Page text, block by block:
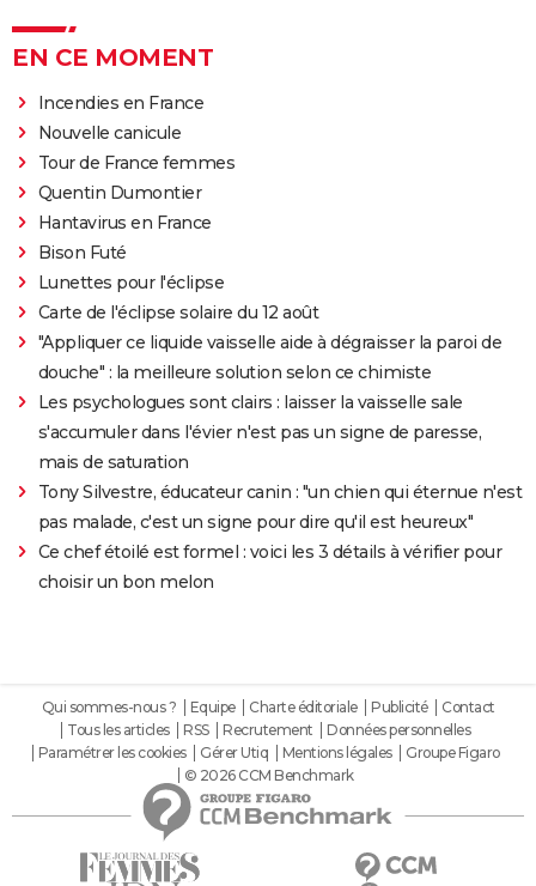
EN CE MOMENT
Incendies en France
Nouvelle canicule
Tour de France femmes
Quentin Dumontier
Hantavirus en France
Bison Futé
Lunettes pour l'éclipse
Carte de l'éclipse solaire du 12 août
"Appliquer ce liquide vaisselle aide à dégraisser la paroi de
douche" : la meilleure solution selon ce chimiste
Les psychologues sont clairs : laisser la vaisselle sale
s'accumuler dans l'évier n'est pas un signe de paresse,
mais de saturation
Tony Silvestre, éducateur canin : "un chien qui éternue n'est
pas malade, c'est un signe pour dire qu'il est heureux"
Ce chef étoilé est formel : voici les 3 détails à vérifier pour
choisir un bon melon
Qui sommes-nous ? Equipe Charte éditoriale Publicité
Contact
Tous les articles
RSS Recrutement
Données personnelles
Paramétrer les cookies
Gérer Utiq Mentions légales
Groupe Figaro
© 2026 CCM Benchmark